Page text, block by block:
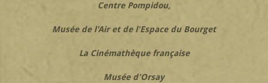
Centre Pompidou,
Musée de l'Air et de l'Espace du Bourget
La Cinémathèque française
Musée d'Orsay